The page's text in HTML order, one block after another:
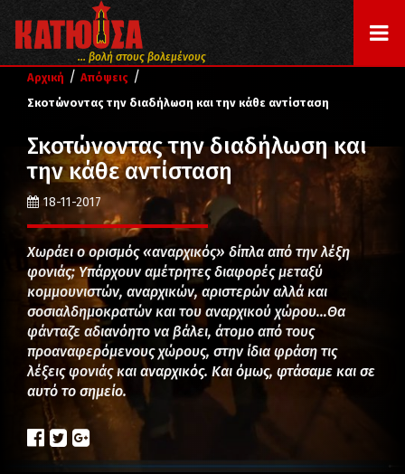
... βολή στους βολεμένους
Αρχική / Απόψεις /
Σκοτώνοντας την διαδήλωση και την κάθε αντίσταση
Σκοτώνοντας την διαδήλωση και
την κάθε αντίσταση
18-11-2017
Χωράει ο ορισμός «αναρχικός» δίπλα από την λέξη
φονιάς; Υπάρχουν αμέτρητες διαφορές μεταξύ
κομμουνιστών, αναρχικών, αριστερών αλλά και
σοσιαλδημοκρατών και του αναρχικού χώρου…Θα
φάνταζε αδιανόητο να βάλει, άτομο από τους
προαναφερόμενους χώρους, στην ίδια φράση τις
λέξεις φονιάς και αναρχικός. Και όμως, φτάσαμε και σε
αυτό το σημείο.